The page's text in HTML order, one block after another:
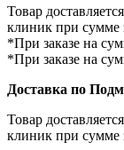
Товар доставляется
клиник при сумме
*При заказе на
*При заказе на
Доставка по
Товар доставляется
клиник при сумме